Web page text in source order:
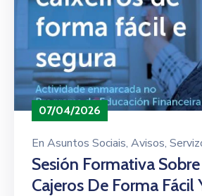
07/04/2026
En Asuntos Sociais‚ Avisos‚
Sesión Formativa
Cajeros De Forma Fácil